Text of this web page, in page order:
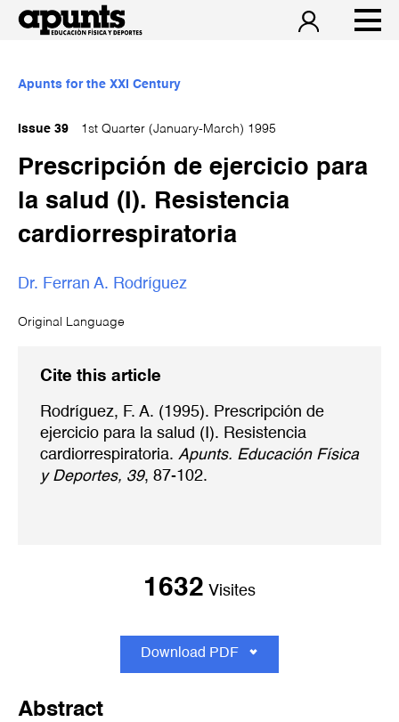
Apunts for the XXI Century
Issue 39 1st Quarter (January-March) 1995
Prescripción de ejercicio para
la salud (I). Resistencia
cardiorrespiratoria
Dr. Ferran A. Rodríguez
Original Language
Cite this article
Rodríguez, F. A. (1995). Prescripción de
ejercicio para la salud (I). Resistencia
cardiorrespiratoria. Apunts. Educación Física
y Deportes, 39, 87-102.
1632 Visites
Download PDF
Abstract